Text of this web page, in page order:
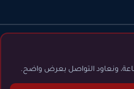
ونعاود التواصل بعرض واضح.